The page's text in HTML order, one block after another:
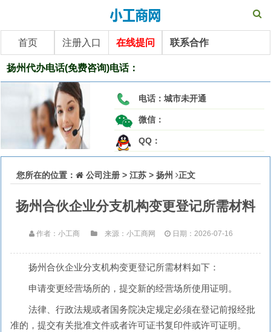
首页 注册入口 在线提问 联系合作
扬州代办电话(免费咨询)电话：
电话：城市未开通
微信：
QQ：
您所在的位置： 公司注册 > 江苏 > 扬州 正文
扬州合伙企业分支机构变更登记所需材料
作者：小工商 来源：小工商网 日期：2026-07-16
扬州合伙企业分支机构变更登记所需材料如下：
申请变更经营场所的，提交新的经营场所使用证明。
法律、行政法规或者国务院决定规定必须在登记前报经批
准的，提交有关批准文件或者许可证书复印件或许可证明。